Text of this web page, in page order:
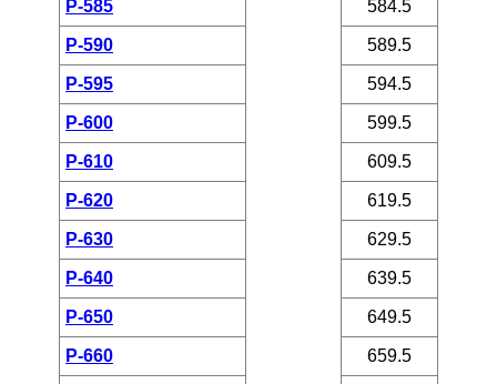
P-585 584.5
P-590 589.5
P-595 594.5
P-600 599.5
P-610 609.5
P-620 619.5
P-630 629.5
P-640 639.5
P-650 649.5
P-660 659.5